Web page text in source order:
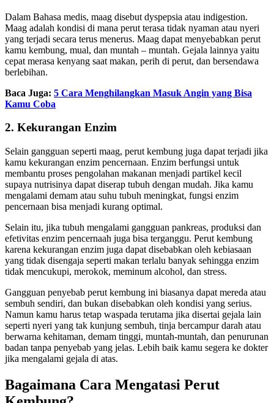
Dalam Bahasa medis, maag disebut dyspepsia atau indigestion.
Maag adalah kondisi di mana perut terasa tidak nyaman atau nyeri
yang terjadi secara terus menerus. Maag dapat menyebabkan perut
kamu kembung, mual, dan muntah – muntah. Gejala lainnya yaitu
cepat merasa kenyang saat makan, perih di perut, dan bersendawa
berlebihan.
Baca Juga: 5 Cara Menghilangkan Masuk Angin yang Bisa
Kamu Coba
2. Kekurangan Enzim
Selain gangguan seperti maag, perut kembung juga dapat terjadi jika
kamu kekurangan enzim pencernaan. Enzim berfungsi untuk
membantu proses pengolahan makanan menjadi partikel kecil
supaya nutrisinya dapat diserap tubuh dengan mudah. Jika kamu
mengalami demam atau suhu tubuh meningkat, fungsi enzim
pencernaan bisa menjadi kurang optimal.
Selain itu, jika tubuh mengalami gangguan pankreas, produksi dan
efetivitas enzim pencernaah juga bisa terganggu. Perut kembung
karena kekurangan enzim juga dapat disebabkan oleh kebiasaan
yang tidak disengaja seperti makan terlalu banyak sehingga enzim
tidak mencukupi, merokok, meminum alcohol, dan stress.
Gangguan penyebab perut kembung ini biasanya dapat mereda atau
sembuh sendiri, dan bukan disebabkan oleh kondisi yang serius.
Namun kamu harus tetap waspada terutama jika disertai gejala lain
seperti nyeri yang tak kunjung sembuh, tinja bercampur darah atau
berwarna kehitaman, demam tinggi, muntah-muntah, dan penurunan
badan tanpa penyebab yang jelas. Lebih baik kamu segera ke dokter
jika mengalami gejala di atas.
Bagaimana Cara Mengatasi Perut